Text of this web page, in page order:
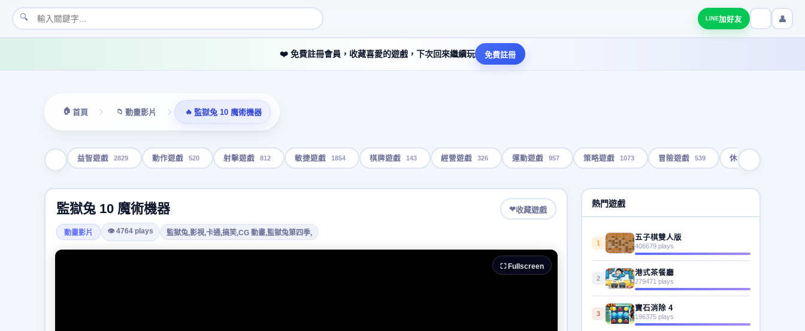
🔍 LINE加好友 👤
❤️ 免費註冊會員，收藏喜愛的遊戲，下次回來繼續玩 免費註冊
🏠 首頁 📁 動畫影片 🔥 監獄兔 10 魔術機器
益智遊戲 2829 動作遊戲 520 射擊遊戲 812 敏捷遊戲 1854 棋牌遊戲 143 經營遊戲 326 運動遊戲 957 策略遊戲 1073 冒險遊戲 539 休閒遊戲
監獄兔 10 魔術機器 ❤收藏遊戲
動畫影片 👁 4764 plays 監獄兔,影視,卡通,搞笑,CG 動畫,監獄兔第四季,
⛶ Fullscreen
熱門遊戲
1
五子棋雙人版
406679 plays
2
港式茶餐廳
279471 plays
3
寶石消除 4
196375 plays